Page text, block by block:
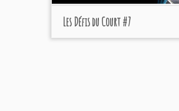
Les Défis du Court #7